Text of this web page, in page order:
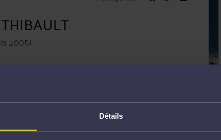
Détails
2005)
;
les particuliers, les entreprises que pour des clients
;
immobilière et suretés.
THIBAULT